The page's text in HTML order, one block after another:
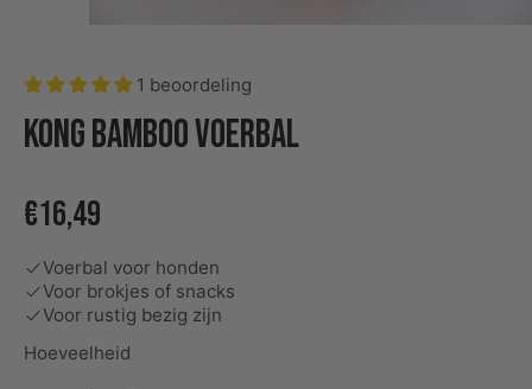
1 beoordeling
KONG bamboo voerbal
€16,49
Voerbal voor honden
Voor brokjes of snacks
Voor rustig bezig zijn
Hoeveelheid